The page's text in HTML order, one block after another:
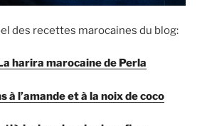
des recettes marocaines du blog:
harira marocaine de Perla
à l’amande et à la noix de coco